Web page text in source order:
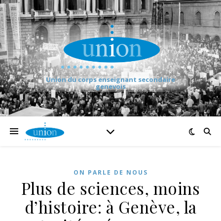
Union du corps enseignant secondaire
genevois
ON PARLE DE NOUS
Plus de sciences, moins
d’histoire: à Genève, la